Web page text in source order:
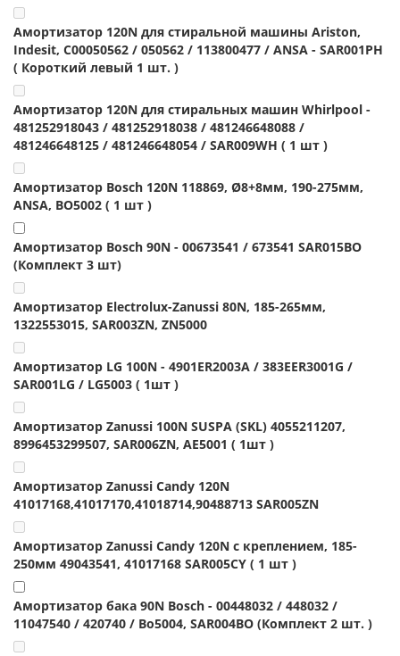
Амортизатор 120N для стиральной машины Ariston,
Indesit, C00050562 / 050562 / 113800477 / ANSA - SAR001PH
( Короткий левый 1 шт. )
Амортизатор 120N для стиральных машин Whirlpool -
481252918043 / 481252918038 / 481246648088 /
481246648125 / 481246648054 / SAR009WH ( 1 шт )
Амортизатор Bosch 120N 118869, Ø8+8мм, 190-275мм,
ANSA, BO5002 ( 1 шт )
Амортизатор Bosch 90N - 00673541 / 673541 SAR015BO
(Комплект 3 шт)
Амортизатор Electrolux-Zanussi 80N, 185-265мм,
1322553015, SAR003ZN, ZN5000
Амортизатор LG 100N - 4901ER2003A / 383EER3001G /
SAR001LG / LG5003 ( 1шт )
Амортизатор Zanussi 100N SUSPA (SKL) 4055211207,
8996453299507, SAR006ZN, AE5001 ( 1шт )
Амортизатор Zanussi Candy 120N
41017168,41017170,41018714,90488713 SAR005ZN
Амортизатор Zanussi Candy 120N с креплением, 185-
250мм 49043541, 41017168 SAR005CY ( 1 шт )
Амортизатор бака 90N Bosch - 00448032 / 448032 /
11047540 / 420740 / Bo5004, SAR004BO (Комплект 2 шт. )